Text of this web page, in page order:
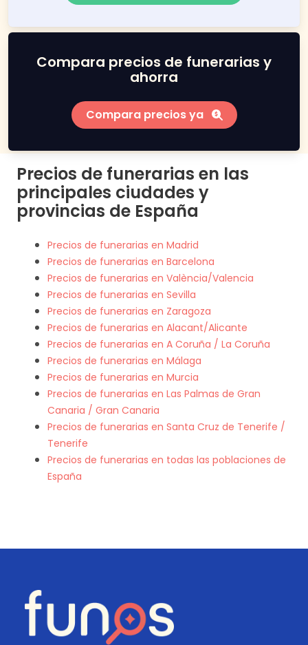
Compara precios de funerarias y
ahorra
Compara precios ya
Precios de funerarias en las
principales ciudades y
provincias de España
Precios de funerarias en Madrid
Precios de funerarias en Barcelona
Precios de funerarias en València/Valencia
Precios de funerarias en Sevilla
Precios de funerarias en Zaragoza
Precios de funerarias en Alacant/Alicante
Precios de funerarias en A Coruña / La Coruña
Precios de funerarias en Málaga
Precios de funerarias en Murcia
Precios de funerarias en Las Palmas de Gran
Canaria / Gran Canaria
Precios de funerarias en Santa Cruz de Tenerife /
Tenerife
Precios de funerarias en todas las poblaciones de
España